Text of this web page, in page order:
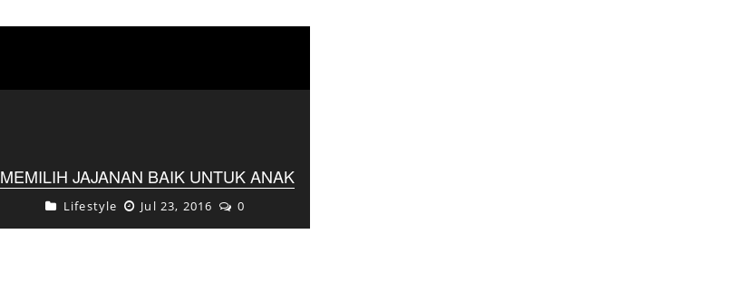
MEMILIH JAJANAN BAIK UNTUK ANAK
Walau sudah menyiapkan makanan dari
rumah padatnya aktifitas di sekolah
Lifestyle Jul 23, 2016 0